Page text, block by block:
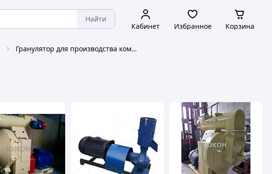
Найти
Кабинет Избранное Корзина
Гранулятор для производства комбикорма